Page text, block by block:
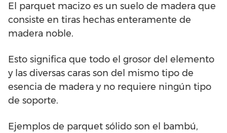
El parquet macizo es un suelo de madera que
consiste en tiras hechas enteramente de
madera noble.
Esto significa que todo el grosor del elemento
y las diversas caras son del mismo tipo de
esencia de madera y no requiere ningún tipo
de soporte.
Ejemplos de parquet sólido son el bambú,